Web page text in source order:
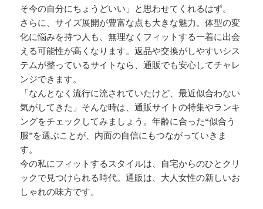
そ今の自分にちょうどいい」と思わせてくれるはず。
さらに、サイズ展開が豊富な点も大きな魅力。体型の変
化に悩みを持つ人も、無理なくフィットする一着に出会
える可能性が高くなります。返品や交換がしやすいシス
テムが整っているサイトなら、通販でも安心してチャレ
ンジできます。
「なんとなく流行に流されていたけど、最近似合わない
気がしてきた」そんな時は、通販サイトの特集やランキ
ングをチェックしてみましょう。年齢に合った“似合う
服”を選ぶことが、内面の自信にもつながっていきま
す。
今の私にフィットするスタイルは、自宅からのひとクリ
ックで見つけられる時代。通販は、大人女性の新しいお
しゃれの味方です。